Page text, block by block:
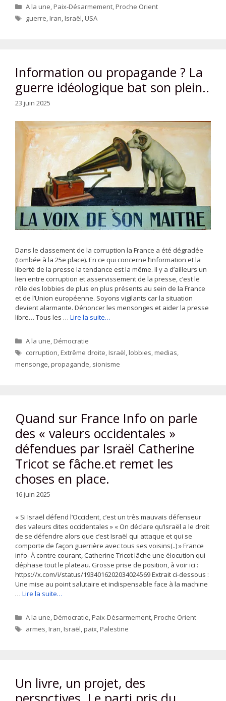
Catégories
A la une,Paix-Désarmement,Proche Orient
Étiquettes
guerre,Iran,Israël,USA
Information ou propagande ? La
guerre idéologique bat son plein..
23 juin 2025
Dans le classement de la corruption la France a été dégradée
(tombée à la 25e place). En ce qui concerne l’information et la
liberté de la presse la tendance est la même. Il y a d’ailleurs un
lien entre corruption et asservissement de la presse, c’est le
rôle des lobbies de plus en plus présents au sein de la France
et de l’Union européenne. Soyons vigilants car la situation
devient alarmante. Dénoncer les mensonges et aider la presse
libre… Tous les … Lire la suite…
Catégories
A la une,Démocratie
Étiquettes
corruption,Extrême droite,Israël,lobbies,medias,
mensonge,propagande, sionisme
Quand sur France Info on parle
des « valeurs occidentales »
défendues par Israël Catherine
Tricot se fâche.et remet les
choses en place.
16 juin 2025
« Si Israël défend l’Occident, c’est un très mauvais défenseur
des valeurs dites occidentales » « On déclare qu’Israël a le droit
de se défendre alors que c’est Israël qui attaque et qui se
comporte de façon guerrière avec tous ses voisins(..) » France
info- À contre courant, Catherine Tricot lâche une élocution qui
déphase tout le plateau. Grosse prise de position, à voir ici :
https://x.com/i/status/1934016202034024569 Extrait ci-dessous :
Une mise au point salutaire et indispensable face à la machine
… Lire la suite…
Catégories
A la une,Démocratie,Paix-Désarmement,Proche Orient
Étiquettes
armes,Iran,Israël,paix,Palestine
Un livre, un projet, des